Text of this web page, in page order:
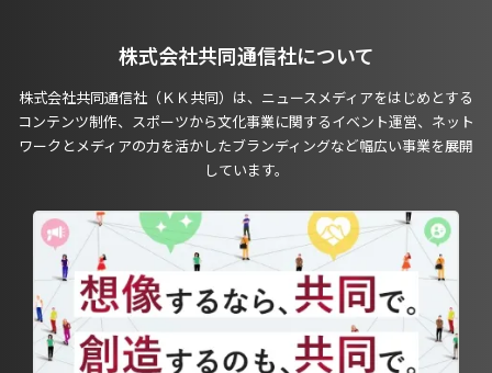
株式会社共同通信社について
株式会社共同通信社（ＫＫ共同）は、ニュースメディアをはじめとする
コンテンツ制作、スポーツから文化事業に関するイベント運営、ネット
ワークとメディアの力を活かしたブランディングなど幅広い事業を展開
しています。